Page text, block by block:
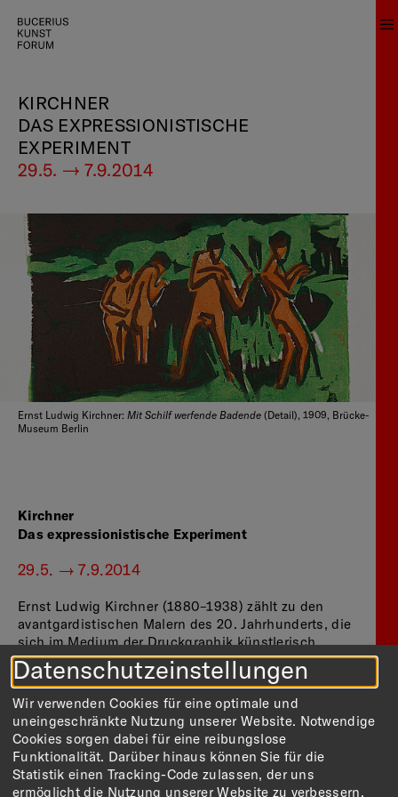
KIRCHNER
DAS EXPRESSIONISTISCHE
EXPERIMENT
29.5. — 7.9.2014
Ernst Ludwig Kirchner: Mit Schilf werfende Badende (Detail), 1909, Brücke-
Museum Berlin
Kirchner
Das expressionistische Experiment
29.5. — 7.9.2014
Ernst Ludwig Kirchner (1880–1938) zählt zu den
avantgardistischen Malern des 20. Jahrhunderts, die
sich im Medium der Druckgraphik künstlerisch
gefunden haben. Für den Mitbegründer der
Künstlergruppe „Brücke“ war der Holzschnitt das
wichtigste Experimentierfeld eines neuen
expressionistischen Stils.
Akte, Badende, Tanz- und Straßenszenen in der
pulsierenden Großstadt Berlin vor dem Ersten
Weltkrieg, ein neuer Blick auf den Menschen in den
Portraits: innovative Themen der „Brücke“, die durch
Datenschutzeinstellungen
Wir verwenden Cookies für eine optimale und
uneingeschränkte Nutzung unserer Website. Notwendige
Cookies sorgen dabei für eine reibungslose
Funktionalität. Darüber hinaus können Sie für die
Statistik einen Tracking-Code zulassen, der uns
ermöglicht die Nutzung unserer Website zu verbessern.